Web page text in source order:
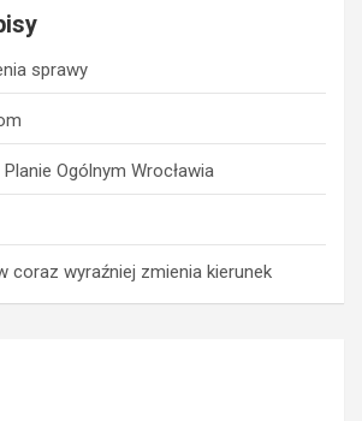
sprawy
Ogólnym Wrocławia
coraz wyraźniej zmienia kierunek